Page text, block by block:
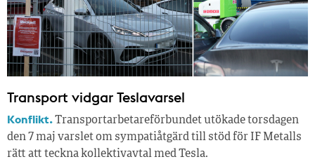
Transport vidgar Teslavarsel
Konflikt.Transportarbetareförbundet utökade torsdagen
den 7 maj varslet om sympatiåtgärd till stöd för IF Metalls
rätt att teckna kollektivavtal med Tesla.